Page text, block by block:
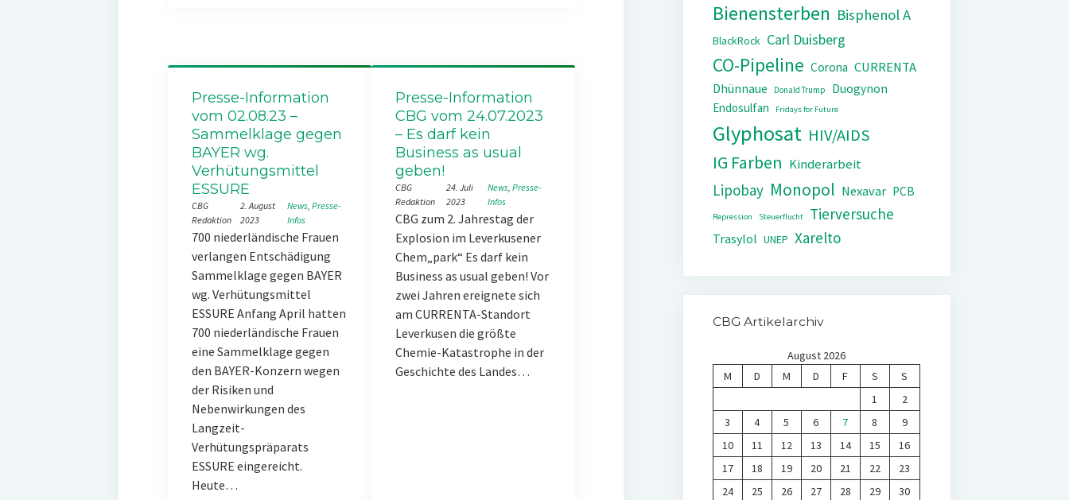
Presse-Information
vom 02.08.23 –
Sammelklage gegen
BAYER wg.
Verhütungsmittel
ESSURE
CBG
Redaktion
2. August
2023
News, Presse-
Infos
700 niederländische Frauen
verlangen Entschädigung
Sammelklage gegen BAYER
wg. Verhütungsmittel
ESSURE Anfang April hatten
700 niederländische Frauen
eine Sammelklage gegen
den BAYER-Konzern wegen
der Risiken und
Nebenwirkungen des
Langzeit-
Verhütungspräparats
ESSURE eingereicht.
Heute…
Presse-Information
CBG vom 24.07.2023
– Es darf kein
Business as usual
geben!
CBG
Redaktion
24. Juli
2023
News, Presse-
Infos
CBG zum 2. Jahrestag der
Explosion im Leverkusener
Chem„park“ Es darf kein
Business as usual geben! Vor
zwei Jahren ereignete sich
am CURRENTA-Standort
Leverkusen die größte
Chemie-Katastrophe in der
Geschichte des Landes…
Bienensterben Bisphenol A
BlackRock Carl Duisberg
CO-Pipeline Corona CURRENTA
Dhünnaue Donald Trump
Duogynon
Endosulfan
Fridays for Future
Glyphosat HIV/AIDS
IG Farben Kinderarbeit
Lipobay Monopol Nexavar PCB
Repression Steuerflucht Tierversuche
Trasylol UNEP Xarelto
CBG Artikelarchiv
August 2026
M
D M D F S
S
1
2
3
4 5 6 7 8
9
10
11 12 13 14 15
16
17
18 19 20 21 22
23
24
25 26 27 28 29
30